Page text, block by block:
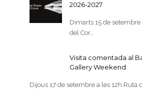
2026-2027
Dimarts 15 de setembre
del Cor…
Visita comentada al
Gallery Weekend
Dijous 17 de setembre a les 12h Ruta